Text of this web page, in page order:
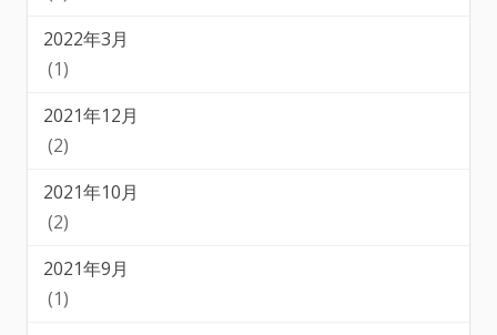
2022年3月
(1)
2021年12月
(2)
2021年10月
(2)
2021年9月
(1)